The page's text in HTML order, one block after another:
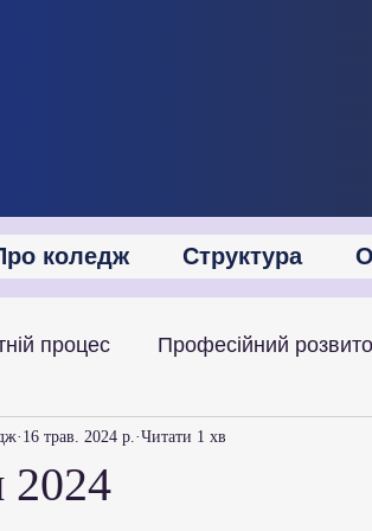
коледж Структура
процес Професійний
Академічна мобільність
2024
16 трав. 2024 р. Читати 1 хв